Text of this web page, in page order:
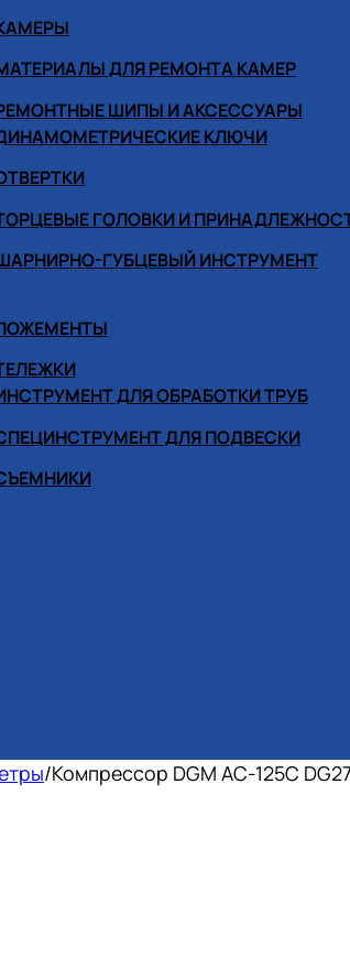
ДЛЯ РЕМОНТА КАМЕР
ШИПЫ И АКСЕССУАРЫ
КЛЮЧИ
ГОЛОВКИ И
ГУБЦЕВЫЙ ИНСТРУМЕНТ
ДЛЯ ОБРАБОТКИ ТРУБ
ДЛЯ ПОДВЕСКИ
/Компрессор DGM AC-125C